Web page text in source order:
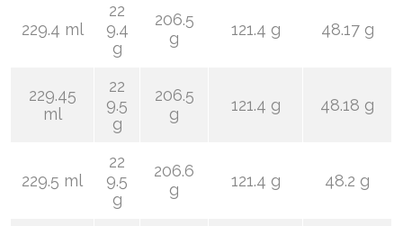
229.4 ml
22
9.4
g
206.5
g
121.4 g 48.17 g
229.45
ml
22
9.5
g
206.5
g
121.4 g 48.18 g
229.5 ml
22
9.5
g
206.6
g
121.4 g 48.2 g